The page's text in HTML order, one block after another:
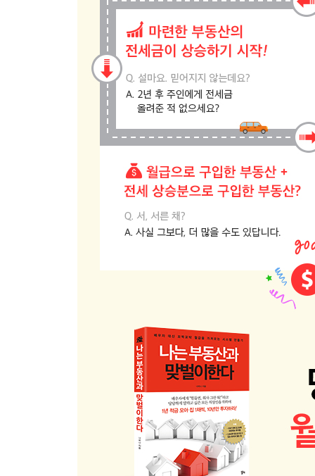
창업이 답이 될까? | 노후에 필요한 적정자금 | 노
04 자산을 불리는 공격법, 자산을 지키는 수비법
수익을 늘려라 | 비용을 줄여라 | 수익률 10% 투자처
05 투기와 투자를 구분하라
투자하기 전 물어야 할 질문
왜 죽음을 택했을까? | 월급과 보너스
■ 4장 월급쟁이를 위한 재테크 노하우
1단계_경제신문 읽기 | 2단계_투자 관련 책 읽기
수익률이 중요한 이유 | 수익률 계산식 | 나만의 기
03 직장생활과 투자를 병행하는 법
성공적인 투자의 4요소 | 아웃소싱하거나 협업하거
04 부동산 투자, 언제 해야 할까?
한국 부동산의 역사 | 부동산 투자의 명과 암 | 부동